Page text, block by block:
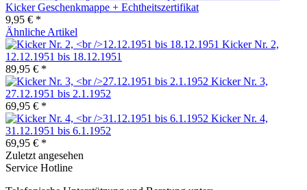
Kicker Geschenkmappe + Echtheitszertifikat
9,95 € *
Ähnliche Artikel
Kicker Nr. 2,
12.12.1951 bis 18.12.1951
89,95 € *
Kicker Nr. 3,
27.12.1951 bis 2.1.1952
69,95 € *
Kicker Nr. 4,
31.12.1951 bis 6.1.1952
69,95 € *
Zuletzt angesehen
Service Hotline